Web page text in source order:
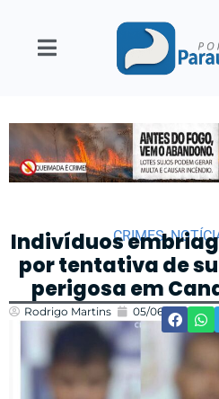
CRIMES,
Indivíduos
por tentativa de
perigosa em
Rodrigo Martins 05/06/2023